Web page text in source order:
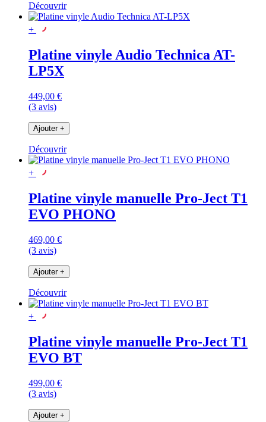
Découvrir
+
Platine vinyle Audio Technica AT-
LP5X
449,00 €
(3 avis)
Ajouter +
Découvrir
+
Platine vinyle manuelle Pro-Ject T1
EVO PHONO
469,00 €
(3 avis)
Ajouter +
Découvrir
+
Platine vinyle manuelle Pro-Ject T1
EVO BT
499,00 €
(3 avis)
Ajouter +